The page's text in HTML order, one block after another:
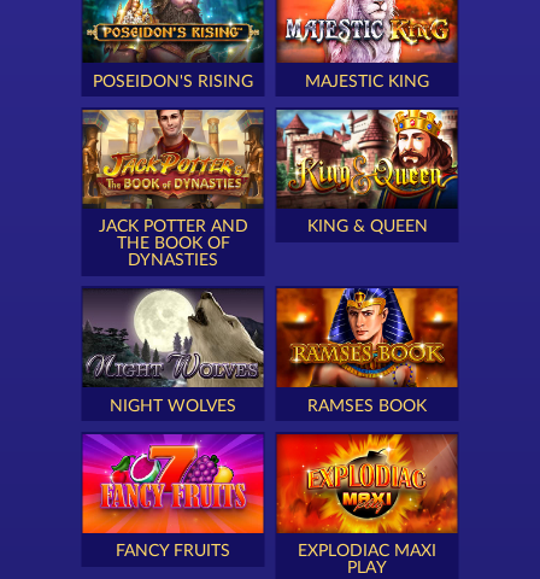
POSEIDON'S RISING MAJESTIC KING
JACK POTTER AND
THE BOOK OF
DYNASTIES
KING & QUEEN
NIGHT WOLVES RAMSES BOOK
FANCY FRUITS
EXPLODIAC MAXI
PLAY